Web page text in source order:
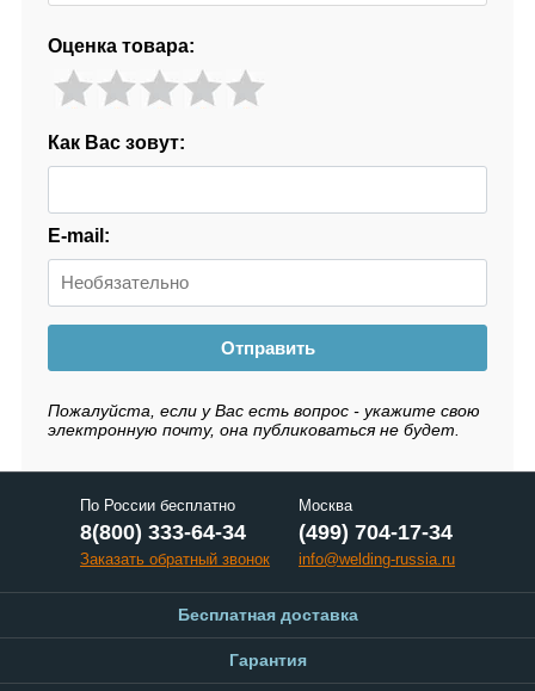
Оценка товара:
Как Вас зовут:
E-mail:
Отправить
Пожалуйста, если у Вас есть вопрос - укажите свою
электронную почту, она публиковаться не будет.
По России бесплатно
8(800) 333-64-34
Заказать обратный звонок
Москва
(499) 704-17-34
info@welding-russia.ru
Бесплатная доставка
Гарантия